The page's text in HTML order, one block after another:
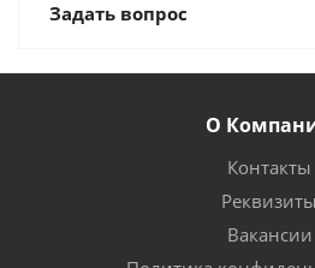
Задать вопрос
О
Контакты
Реквизиты
Вакансии